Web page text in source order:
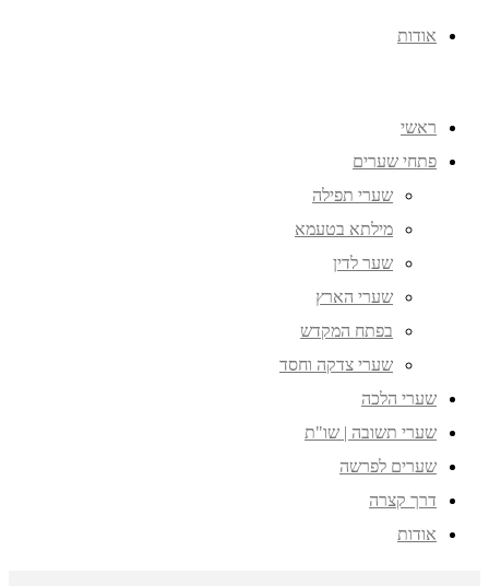
אודות
ראשי
פתחי שערים
שערי תפילה
מילתא בטעמא
שער לדין
שערי הארץ
בפתח המקדש
שערי צדקה וחסד
שערי הלכה
שערי תשובה | שו"ת
שערים לפרשה
דרך קצרה
אודות